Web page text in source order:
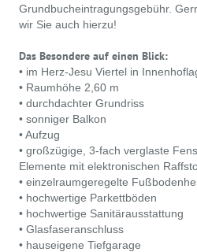
Grundbucheintragungsgebühr.
wir Sie auch hierzu!
Das Besondere auf einen Blick:
• im Herz-Jesu Viertel in
• Raumhöhe 2,60 m
• durchdachter Grundriss
• sonniger Balkon
• Aufzug
• großzügige, 3-fach verglaste
Elemente mit elektronischen
• einzelraumgeregelte
• hochwertige Parkettböden
• hochwertige Sanitärausstattung
• Glasfaseranschluss
• hauseigene Tiefgarage